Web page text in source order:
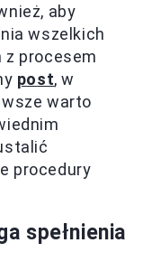
aby
wszelkich
z procesem
post, w
warto
procedury
spełnienia